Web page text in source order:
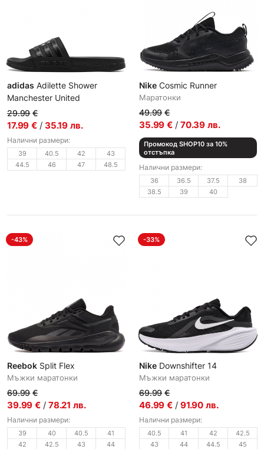
adidas Adilette Shower
Manchester United
Мъжки джапанки
29.99 €
17.99 € / 35.19 лв.
Налични размери:
39 40.5 42
43
44.5
46 47 48.5
Nike Cosmic Runner
Маратонки
49.99 €
35.99 € / 70.39 лв.
Промокод SHOP10 за 10%
отстъпка
Налични размери:
36 36.5 37.5
38
38.5
39 40
-43%
Reebok Split Flex
Мъжки маратонки
69.99 €
39.99 € / 78.21 лв.
Налични размери:
39 40 40.5
41
42
42.5 43
44
-33%
Nike Downshifter 14
Мъжки маратонки
69.99 €
46.99 € / 91.90 лв.
Налични размери:
40.5 41 42
42.5
43
44 44.5
45